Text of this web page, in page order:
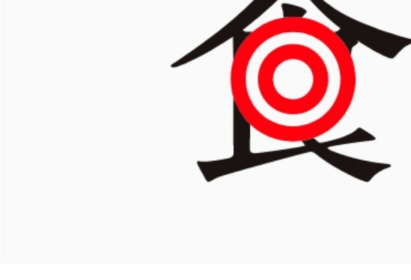
HACCP基準の安全性
おいしさへの取り組み
製造工場のご案内
食品廃棄ゼロを目指して
会社概要
求める
募集要項